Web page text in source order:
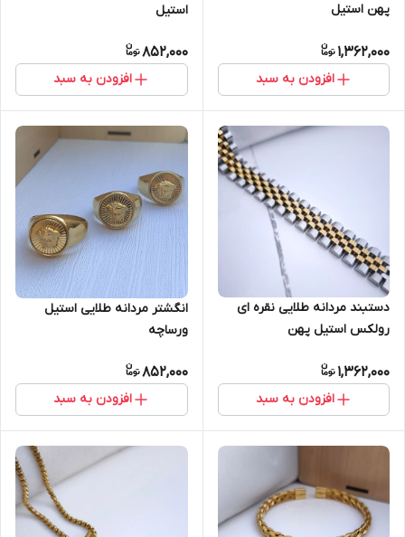
پهن استیل
1,362,000
افزودن به سبد
استیل
852,000
افزودن به سبد
دستبند مردانه طلایی نقره ای
رولکس استیل پهن
1,362,000
افزودن به سبد
انگشتر مردانه طلایی استیل
ورساچه
852,000
افزودن به سبد